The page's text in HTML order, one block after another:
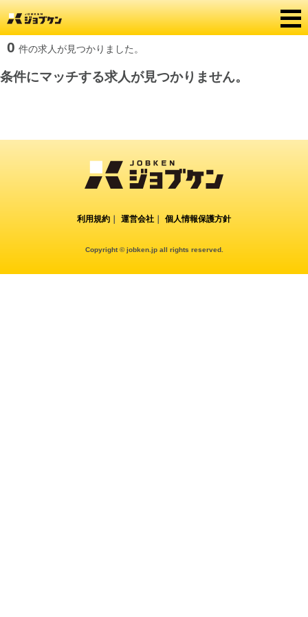
0 件の求人が見つかりました。
条件にマッチする求人が見つかりません。
利用規約 運営会社 個人情報保護方針
Copyright © jobken.jp all rights reserved.